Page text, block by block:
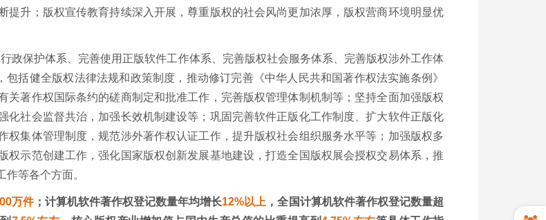
提升；版权宣传教育持续深入开展，尊重版权的社会风尚更加浓厚，版权营商环境明显优
政保护体系、完善使用正版软件工作体系、完善版权社会服务体系、完善版权涉外工作体
包括健全版权法律法规和政策制度，推动修订完善《中华人民共和国著作权法实施条例》
关著作权国际条约的磋商制定和批准工作，完善版权管理体制机制等；坚持全面加强版权
化社会监督共治，加强长效机制建设等；巩固完善软件正版化工作制度、扩大软件正版化
权集体管理制度，规范涉外著作权认证工作，提升版权社会组织服务水平等；加强版权多
示范创建工作，强化国家版权创新发展基地建设，打造全国版权展会授权交易体系，推
等各个方面。
万件；计算机软件著作权登记数量年均增长12%以上 ，全国计算机软件著作权登记数量超